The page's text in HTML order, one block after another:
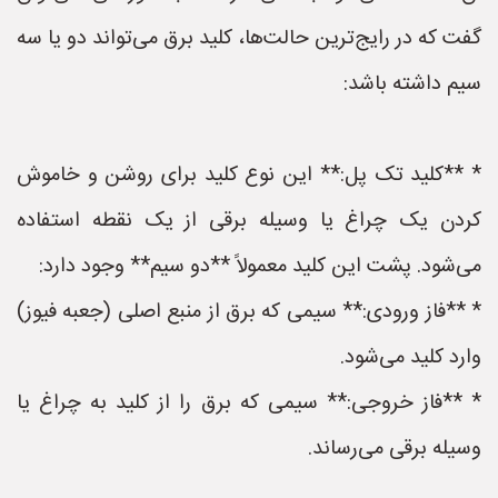
گفت که در رایج‌ترین حالت‌ها، کلید برق می‌تواند دو یا سه
سیم داشته باشد:
* **کلید تک پل:** این نوع کلید برای روشن و خاموش
کردن یک چراغ یا وسیله برقی از یک نقطه استفاده
می‌شود. پشت این کلید معمولاً **دو سیم** وجود دارد:
* **فاز ورودی:** سیمی که برق از منبع اصلی (جعبه فیوز)
وارد کلید می‌شود.
* **فاز خروجی:** سیمی که برق را از کلید به چراغ یا
وسیله برقی می‌رساند.